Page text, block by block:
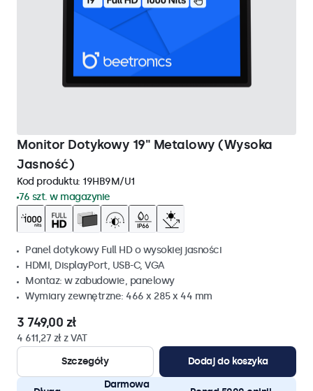
Monitor Dotykowy 19" Metalowy (Wysoka
Jasność)
Kod produktu: 19HB9M/U1
76 szt. w magazynie
Panel dotykowy Full HD o wysokiej jasności
HDMI, DisplayPort, USB-C, VGA
Montaz: w zabudowie, panelowy
Wymiary zewnętrzne: 466 x 285 x 44 mm
3 749,00 zł
4 611,27 zł z VAT
Szczegóły
Dodaj do koszyka
Darmowa